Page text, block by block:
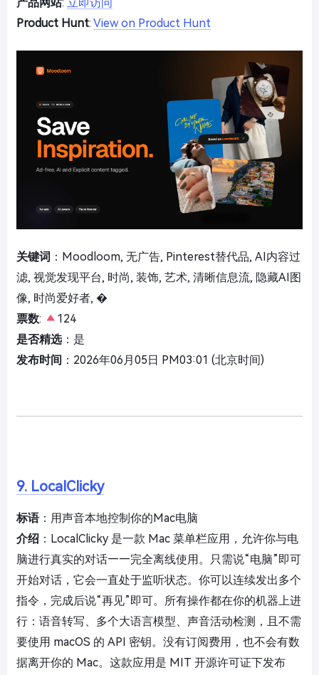
Product Hunt: View on Product Hunt
关键词 ：Moodloom, 无广告, Pinterest替代品, AI内容过
滤, 视觉发现平台, 时尚, 装饰, 艺术, 清晰信息流, 隐藏AI图
像, 时尚爱好者, �
票数:
124
是否精选：是
发布时间 ：2026年06月05日 PM03:01 (北京时间)
9. LocalClicky
标语：用声音本地控制你的Mac电脑
介绍 ：LocalClicky 是一款 Mac 菜单栏应用，允许你与电
脑进行真实的对话——完全离线使用。只需说“电脑”即可
开始对话，它会一直处于监听状态。你可以连续发出多个
指令，完成后说“再见”即可。所有操作都在你的机器上进
行：语音转写、多个大语言模型、声音活动检测，且不需
要使用 macOS 的 API 密钥。没有订阅费用，也不会有数
据离开你的 Mac。这款应用是 MIT 开源许可证下发布